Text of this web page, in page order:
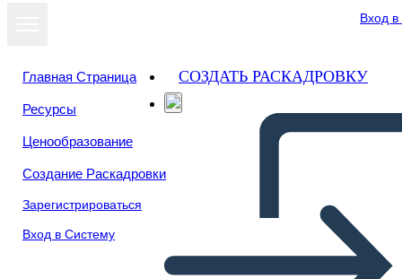
Вход
Главная Страница
Ресурсы
Ценообразование
Создание Раскадровки
Зарегистрироваться
Вход в Систему
СОЗДАТЬ РАСКАДРОВКУ